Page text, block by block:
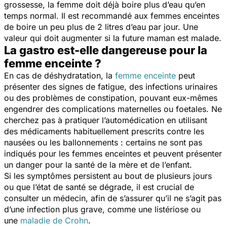
grossesse, la femme doit déjà boire plus d’eau qu’en
temps normal. Il est recommandé aux femmes enceintes
de boire un peu plus de 2 litres d’eau par jour. Une
valeur qui doit augmenter si la future maman est malade.
La gastro est-elle dangereuse pour la
femme enceinte ?
En cas de déshydratation, la femme enceinte peut
présenter des signes de fatigue, des infections urinaires
ou des problèmes de constipation, pouvant eux-mêmes
engendrer des complications maternelles ou foetales. Ne
cherchez pas à pratiquer l’automédication en utilisant
des médicaments habituellement prescrits contre les
nausées ou les ballonnements : certains ne sont pas
indiqués pour les femmes enceintes et peuvent présenter
un danger pour la santé de la mère et de l’enfant.
Si les symptômes persistent au bout de plusieurs jours
ou que l’état de santé se dégrade, il est crucial de
consulter un médecin, afin de s’assurer qu’il ne s’agit pas
d’une infection plus grave, comme une listériose ou
une maladie de Crohn.